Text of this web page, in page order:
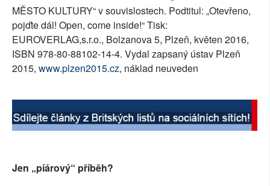
SOCIÁLNÍ SÍTĚ
RUBRIKY
PLNÁ VERZE STRÁNEK
MĚSTO KULTURY“ v souvislostech. Podtitul: „Otevřeno,
pojďte dál! Open, come inside!“ Tisk:
EUROVERLAG,s.r.o., Bolzanova 5, Plzeň, květen 2016,
ISBN 978-80-88102-14-4. Vydal zapsaný ústav Plzeň
2015, www.plzen2015.cz, náklad neuveden
Jen „píárový“ příběh?